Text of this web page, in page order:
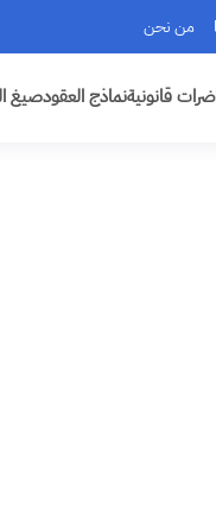
من نحن
قانونيةنماذج العقودصيغ